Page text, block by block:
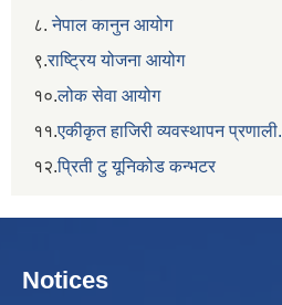
८.नेपाल कानुन आयोग
९.राष्ट्रिय योजना आयोग
१०.लोक सेवा आयोग
११.एकीकृत हाजिरी व्यवस्थापन प्रणाली.
१२.प्रिती टु यूनिकोड कन्भटर
Notices